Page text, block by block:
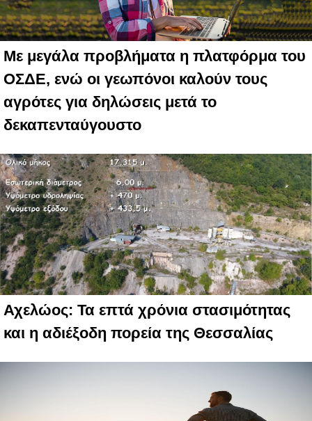
Με μεγάλα προβλήματα η πλατφόρμα του
ΟΣΔΕ, ενώ οι γεωπόνοι καλούν τους
αγρότες για δηλώσεις μετά το
δεκαπενταύγουστο
Αχελώος: Τα επτά χρόνια στασιμότητας
και η αδιέξοδη πορεία της Θεσσαλίας